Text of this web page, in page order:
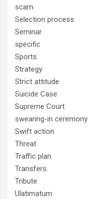
scam
Selection process
Seminar
specific
Sports
Strategy
Strict attitude
Suicide Case
Supreme Court
swearing-in ceremony
Swift action
Threat
Traffic plan
Transfers
Tribute
Ulatimatum